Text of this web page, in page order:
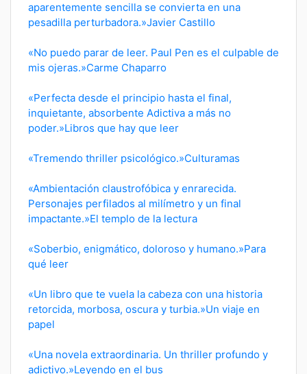
aparentemente sencilla se convierta en una
pesadilla perturbadora.»Javier Castillo
«No puedo parar de leer. Paul Pen es el culpable de
mis ojeras.»Carme Chaparro
«Perfecta desde el principio hasta el final,
inquietante, absorbente Adictiva a más no
poder.»Libros que hay que leer
«Tremendo thriller psicológico.»Culturamas
«Ambientación claustrofóbica y enrarecida.
Personajes perfilados al milímetro y un final
impactante.»El templo de la lectura
«Soberbio, enigmático, doloroso y humano.»Para
qué leer
«Un libro que te vuela la cabeza con una historia
retorcida, morbosa, oscura y turbia.»Un viaje en
papel
«Una novela extraordinaria. Un thriller profundo y
adictivo.»Leyendo en el bus